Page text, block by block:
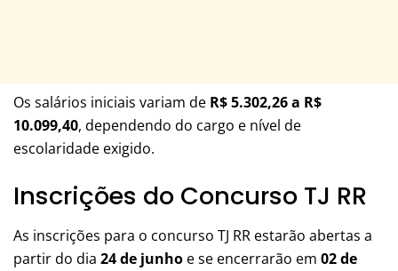
Os salários iniciais variam de R$ 5.302,26 a R$
10.099,40, dependendo do cargo e nível de
escolaridade exigido.
Inscrições do Concurso TJ RR
As inscrições para o concurso TJ RR estarão abertas a
partir do dia 24 de junho e se encerrarão em 02 de